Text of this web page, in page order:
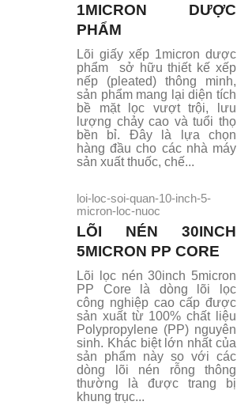
1MICRON DƯỢC
PHẨM
Lõi giấy xếp 1micron dược
phẩm sở hữu thiết kế xếp
nếp (pleated) thông minh,
sản phẩm mang lại diện tích
bề mặt lọc vượt trội, lưu
lượng chảy cao và tuổi thọ
bền bỉ. Đây là lựa chọn
hàng đầu cho các nhà máy
sản xuất thuốc, chế...
loi-loc-soi-quan-10-inch-5-
micron-loc-nuoc
LÕI NÉN 30INCH
5MICRON PP CORE
Lõi lọc nén 30inch 5micron
PP Core là dòng lõi lọc
công nghiệp cao cấp được
sản xuất từ 100% chất liệu
Polypropylene (PP) nguyên
sinh. Khác biệt lớn nhất của
sản phẩm này so với các
dòng lõi nén rỗng thông
thường là được trang bị
khung trục...